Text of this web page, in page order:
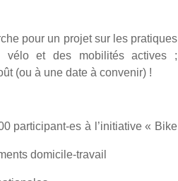
pour un projet sur les pratiques
vélo et des mobilités actives ;
(ou à une date à convenir) !
participant-es à l’initiative « Bike
domicile-travail